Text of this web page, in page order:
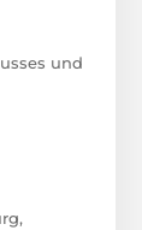
und